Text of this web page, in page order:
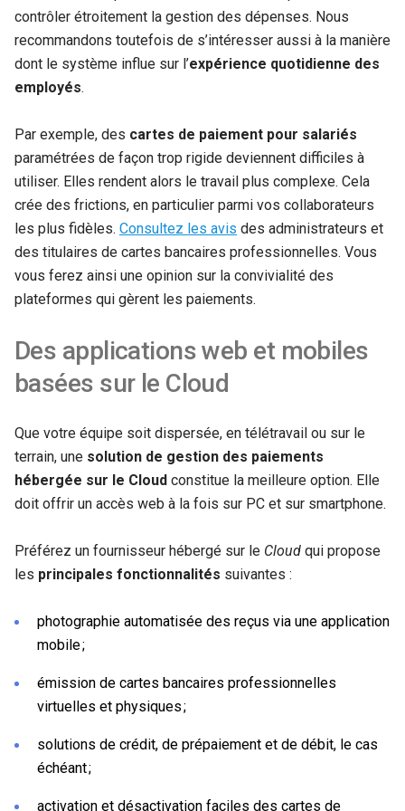
contrôler étroitement la gestion des dépenses. Nous
recommandons toutefois de s’intéresser aussi à la manière
dont le système influe sur l’expérience quotidienne des
employés.
Par exemple, des cartes de paiement pour salariés
paramétrées de façon trop rigide deviennent difficiles à
utiliser. Elles rendent alors le travail plus complexe. Cela
crée des frictions, en particulier parmi vos collaborateurs
les plus fidèles. Consultez les avis des administrateurs et
des titulaires de cartes bancaires professionnelles. Vous
vous ferez ainsi une opinion sur la convivialité des
plateformes qui gèrent les paiements.
Des applications web et mobiles
basées sur le Cloud
Que votre équipe soit dispersée, en télétravail ou sur le
terrain, une solution de gestion des paiements
hébergée sur le Cloud constitue la meilleure option. Elle
doit offrir un accès web à la fois sur PC et sur smartphone.
Préférez un fournisseur hébergé sur le Cloud qui propose
les principales fonctionnalités suivantes :
photographie automatisée des reçus via une application
mobile ;
émission de cartes bancaires professionnelles
virtuelles et physiques ;
solutions de crédit, de prépaiement et de débit, le cas
échéant ;
activation et désactivation faciles des cartes de